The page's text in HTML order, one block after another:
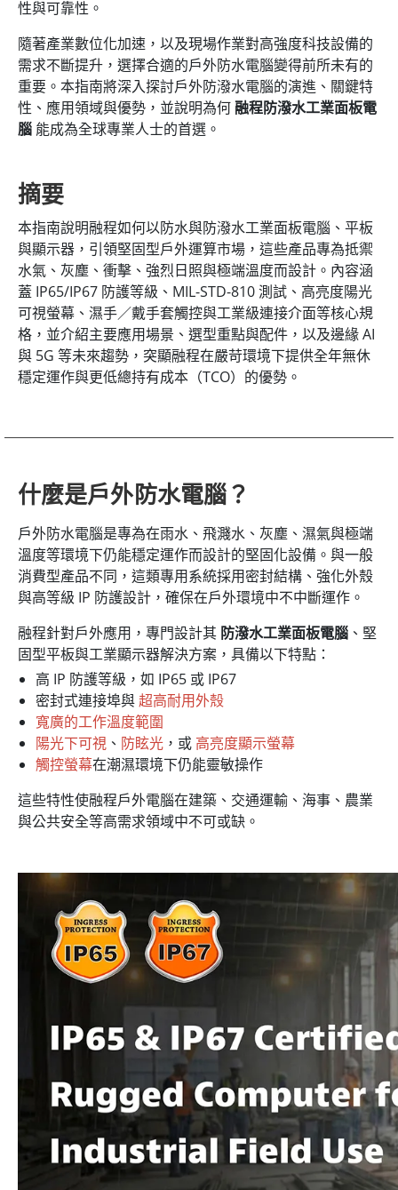
性與可靠性。
隨著產業數位化加速，以及現場作業對高強度科技設備的
需求不斷提升，選擇合適的戶外防水電腦變得前所未有的
重要。本指南將深入探討戶外防潑水電腦的演進、關鍵特
性、應用領域與優勢，並說明為何融程防潑水工業面板電
腦 能成為全球專業人士的首選。
摘要
本指南說明融程如何以防水與防潑水工業面板電腦、平板
與顯示器，引領堅固型戶外運算市場，這些產品專為抵禦
水氣、灰塵、衝擊、強烈日照與極端溫度而設計。內容涵
蓋 IP65/IP67 防護等級、MIL-STD-810 測試、高亮度陽光
可視螢幕、濕手／戴手套觸控與工業級連接介面等核心規
格，並介紹主要應用場景、選型重點與配件，以及邊緣 AI
與 5G 等未來趨勢，突顯融程在嚴苛環境下提供全年無休
穩定運作與更低總持有成本（TCO）的優勢。
什麼是戶外防水電腦？
戶外防水電腦是專為在雨水、飛濺水、灰塵、濕氣與極端
溫度等環境下仍能穩定運作而設計的堅固化設備。與一般
消費型產品不同，這類專用系統採用密封結構、強化外殼
與高等級 IP 防護設計，確保在戶外環境中不中斷運作。
融程針對戶外應用，專門設計其 防潑水工業面板電腦 、堅
固型平板與工業顯示器解決方案，具備以下特點：
高 IP 防護等級，如 IP65 或 IP67
密封式連接埠與超高耐用外殼
寬廣的工作溫度範圍
陽光下可視 、 防眩光 ，或 高亮度顯示螢幕
觸控螢幕在潮濕環境下仍能靈敏操作
這些特性使融程戶外電腦在建築、交通運輸、海事、農業
與公共安全等高需求領域中不可或缺。